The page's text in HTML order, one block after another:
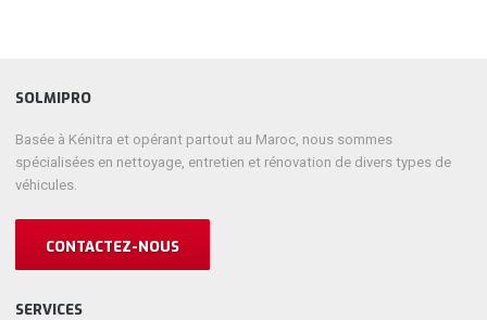
SOLMIPRO
Basée à Kénitra et opérant partout au Maroc, nous sommes
spécialisées en nettoyage, entretien et rénovation de divers types de
véhicules.
CONTACTEZ-NOUS
SERVICES